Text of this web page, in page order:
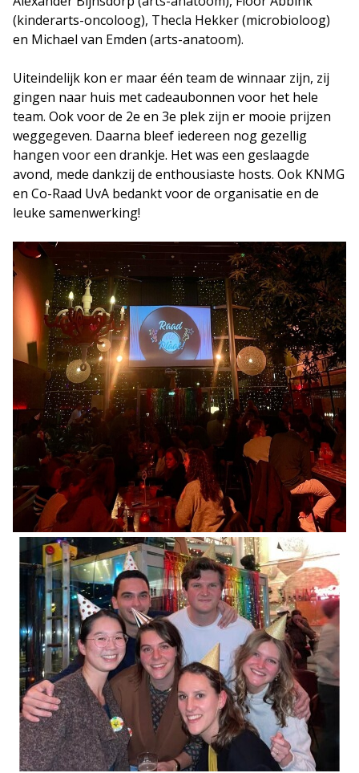
(kinderarts-oncoloog), Thecla Hekker (microbioloog)
en Michael van Emden (arts-anatoom).
Uiteindelijk kon er maar één team de winnaar zijn, zij
gingen naar huis met cadeaubonnen voor het hele
team. Ook voor de 2e en 3e plek zijn er mooie prijzen
weggegeven. Daarna bleef iedereen nog gezellig
hangen voor een drankje. Het was een geslaagde
avond, mede dankzij de enthousiaste hosts. Ook KNMG
en Co-Raad UvA bedankt voor de organisatie en de
leuke samenwerking!